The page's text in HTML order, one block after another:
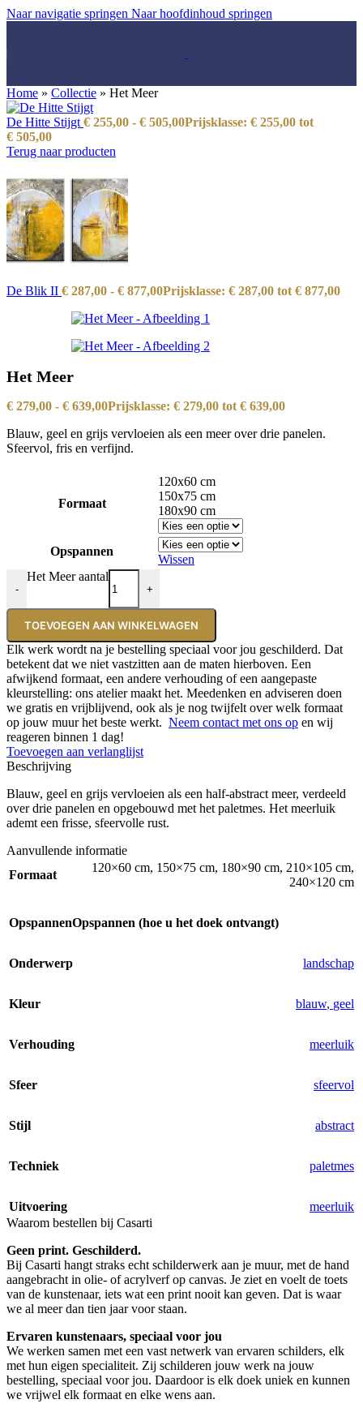
Naar navigatie springen Naar hoofdinhoud springen
Home » Collectie » Het Meer
De Hitte Stijgt € 255,00 - € 505,00Prijsklasse: € 255,00 tot
€ 505,00
Terug naar producten
De Blik II € 287,00 - € 877,00Prijsklasse: € 287,00 tot € 877,00
Het Meer
€ 279,00 - € 639,00Prijsklasse: € 279,00 tot € 639,00
Blauw, geel en grijs vervloeien als een meer over drie panelen.
Sfeervol, fris en verfijnd.
Formaat
120x60 cm
150x75 cm
180x90 cm
Opspannen
Wissen
-
Het Meer aantal
+
TOEVOEGEN AAN WINKELWAGEN
Elk werk wordt na je bestelling speciaal voor jou geschilderd. Dat
betekent dat we niet vastzitten aan de maten hierboven. Een
afwijkend formaat, een andere verhouding of een aangepaste
kleurstelling: ons atelier maakt het. Meedenken en adviseren doen
we gratis en vrijblijvend, ook als je nog twijfelt over welk formaat
op jouw muur het beste werkt. Neem contact met ons op en wij
reageren binnen 1 dag!
Toevoegen aan verlanglijst
Beschrijving
Blauw, geel en grijs vervloeien als een half-abstract meer, verdeeld
over drie panelen en opgebouwd met het paletmes. Het meerluik
ademt een frisse, sfeervolle rust.
Aanvullende informatie
Formaat
120×60 cm, 150×75 cm, 180×90 cm, 210×105 cm,
240×120 cm
OpspannenOpspannen (hoe u het doek ontvangt)
Onderwerp landschap
Kleur blauw, geel
Verhouding meerluik
Sfeer sfeervol
Stijl abstract
Techniek paletmes
Uitvoering
meerluik
Waarom bestellen bij Casarti
Geen print. Geschilderd.
Bij Casarti hangt straks echt schilderwerk aan je muur, met de hand
aangebracht in olie- of acrylverf op canvas. Je ziet en voelt de toets
van de kunstenaar, iets wat een print nooit kan geven. Dat is waar
we al meer dan tien jaar voor staan.
Ervaren kunstenaars, speciaal voor jou
We werken samen met een vast netwerk van ervaren schilders, elk
met hun eigen specialiteit. Zij schilderen jouw werk na jouw
bestelling, speciaal voor jou. Daardoor is elk doek uniek en kunnen
we vrijwel elk formaat en elke wens aan.